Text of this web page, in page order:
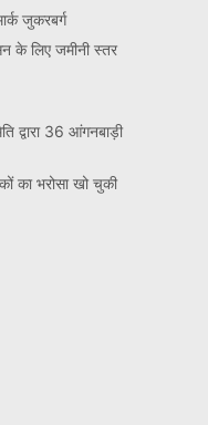
जुकरबर्ग
के लिए जमीनी स्तर
द्वारा 36 आंगनबाड़ी
का भरोसा खो चुकी